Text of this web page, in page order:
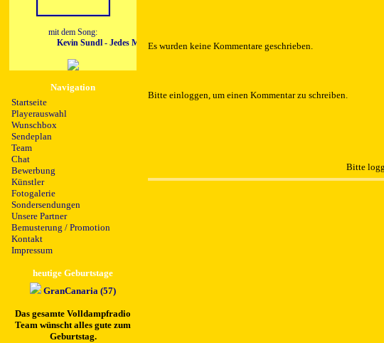
mit dem Song:
Kevin Sundl - Jedes Mal im Sommer
Navigation
Startseite
Playerauswahl
Wunschbox
Sendeplan
Team
Chat
Bewerbung
Künstler
Fotogalerie
Sondersendungen
Unsere Partner
Bemusterung / Promotion
Kontakt
Impressum
heutige Geburtstage
GranCanaria (57)
Das gesamte Volldampfradio
Team wünscht alles gute zum
Geburtstag.
Es wurden keine Kommentare geschrieben.
Bitte einloggen, um einen Kommentar zu schreiben.
Bitte